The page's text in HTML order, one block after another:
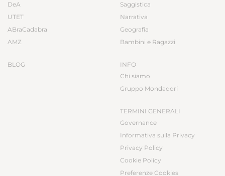
DeA
UTET
ABraCadabra
AMZ
BLOG
Saggistica
Narrativa
Geografia
Bambini e Ragazzi
INFO
Chi siamo
Gruppo Mondadori
TERMINI GENERALI
Governance
Informativa sulla Privacy
Privacy Policy
Cookie Policy
Preferenze Cookies